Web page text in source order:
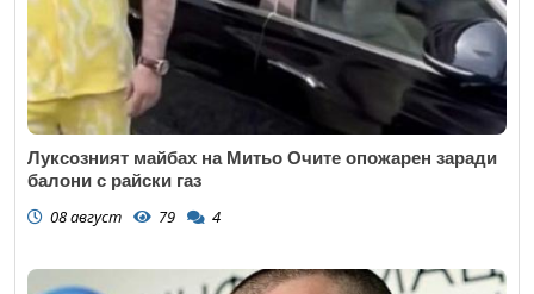
Луксозният майбах на Митьо Очите опожарен заради
балони с райски газ
08 август 79 4